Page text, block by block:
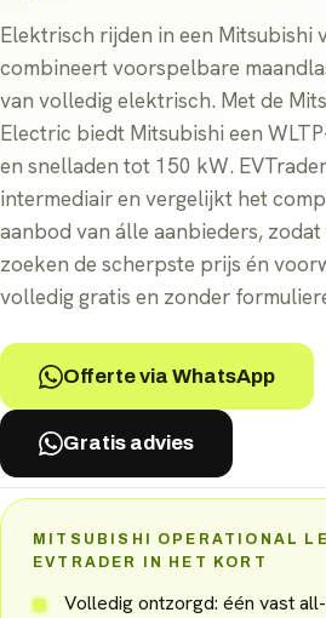
Elektrisch rijden in een Mitsubishi
combineert voorspelbare
van volledig elektrisch. Met de
Electric biedt Mitsubishi een
en snelladen tot 150 kW.
intermediair en vergelijkt het
aanbod van álle aanbieders,
zoeken de scherpste prijs én
volledig gratis en zonder
Offerte via WhatsApp
Gratis advies
MITSUBISHI OPERATIONAL
EVTRADER IN HET KORT
Volledig ontzorgd: één vast